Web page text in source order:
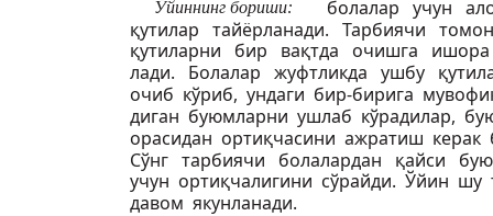
Ўйиннинг бориши:
болалар учун
қутилар тайёрланади. Тарбиячи
қутиларни бир вақтда очишга
лади. Болалар жуфтликда ушбу
очиб кўриб, ундаги бир-бирига
диган буюмларни ушлаб кўрадилар,
орасидан ортиқчасини ажратиш керак
Сўнг тарбиячи болалардан қайси
учун ортиқчалигини сўрайди. Ўйин
давом якунланади.